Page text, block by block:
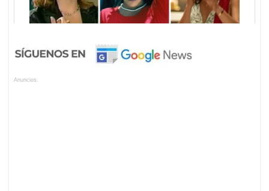
Anuncios.